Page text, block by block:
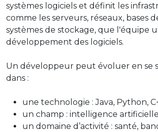
systèmes logiciels et définit les
comme les serveurs, réseaux, bases
systèmes de stockage, que l'équipe
développement des logiciels.
Un développeur peut évoluer en se
dans :
une technologie : Java, Python,
un champ : intelligence
un domaine d’activité : santé,